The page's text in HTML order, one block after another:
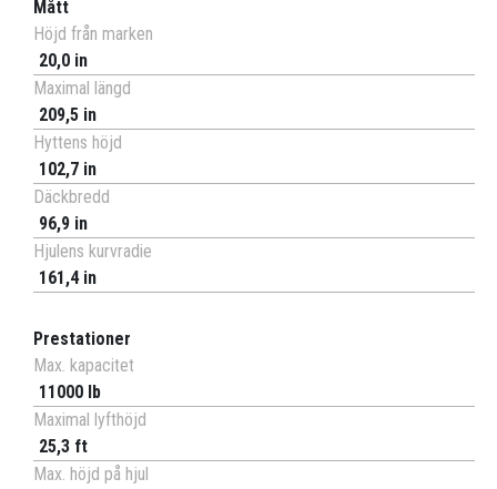
Mått
Höjd från marken
20,0 in
Maximal längd
209,5 in
Hyttens höjd
102,7 in
Däckbredd
96,9 in
Hjulens kurvradie
161,4 in
Prestationer
Max. kapacitet
11000 lb
Maximal lyfthöjd
25,3 ft
Max. höjd på hjul